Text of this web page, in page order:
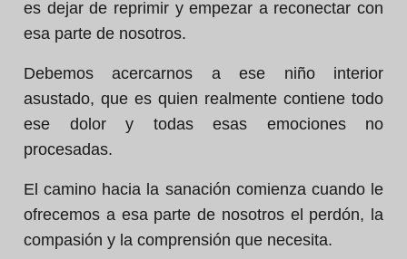
es dejar de reprimir y empezar a reconectar con
esa parte de nosotros.
Debemos acercarnos a ese niño interior
asustado, que es quien realmente contiene todo
ese dolor y todas esas emociones no
procesadas.
El camino hacia la sanación comienza cuando le
ofrecemos a esa parte de nosotros el perdón, la
compasión y la comprensión que necesita.